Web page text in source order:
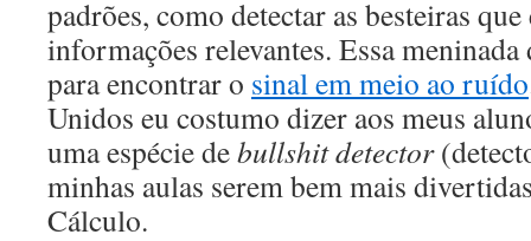
padrões, como detectar as besteiras
informações relevantes. Essa meninada
para encontrar o sinal em meio ao ruído
Unidos eu costumo dizer aos meus
uma espécie debullshit detector
minhas aulas serem bem mais
Cálculo.